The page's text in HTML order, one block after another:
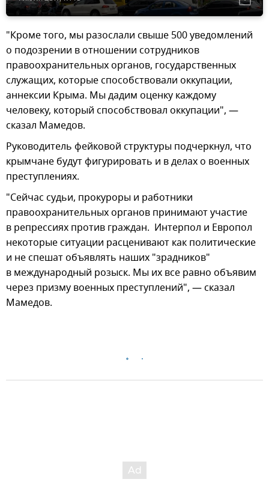
"Кроме того, мы разослали свыше 500 уведомлений
о подозрении в отношении сотрудников
правоохранительных органов, государственных
служащих, которые способствовали оккупации,
аннексии Крыма. Мы дадим оценку каждому
человеку, который способствовал оккупации", —
сказал Мамедов.
Руководитель фейковой структуры подчеркнул, что
крымчане будут фигурировать и в делах о военных
преступлениях.
"Сейчас судьи, прокуроры и работники
правоохранительных органов принимают участие
в репрессиях против граждан. Интерпол и Европол
некоторые ситуации расценивают как политические
и не спешат объявлять наших "зрадников"
в международный розыск. Мы их все равно объявим
через призму военных преступлений", — сказал
Мамедов.